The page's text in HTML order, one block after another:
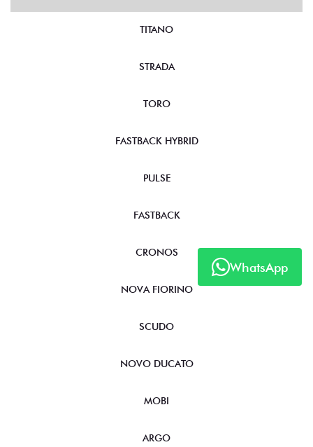
WhatsApp
TITANO
STRADA
TORO
FASTBACK HYBRID
PULSE
FASTBACK
CRONOS
NOVA FIORINO
SCUDO
NOVO DUCATO
MOBI
ARGO